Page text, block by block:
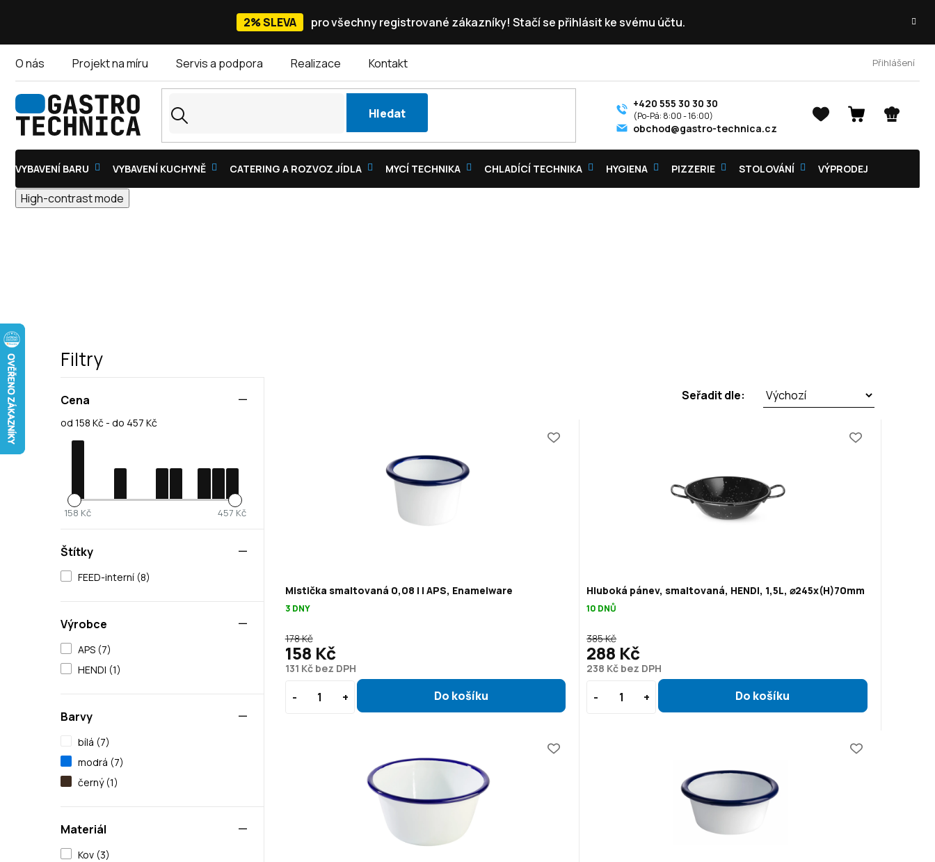
2% SLEVA pro všechny registrované zákazníky! Stačí se přihlásit ke svému účtu.
O nás Projekt na míru Servis a podpora Realizace Kontakt Přihlášení
Hledat
NÁKUPNÍ
+420 555 30 30 30
obchod@gastro-technica.cz
VYBAVENÍ BARU VYBAVENÍ KUCHYNĚ CATERING A ROZVOZ JÍDLA MYCÍ TECHNIKA CHLADÍCÍ TECHNIKA HYGIENA PIZZERIE STOLOVÁNÍ VÝPRODEJ
High-contrast mode
Filtry
Cena
od 158 Kč - do 457 Kč
158 Kč 457 Kč
Štítky
FEED-interní (8)
Výrobce
APS (7)
HENDI (1)
Barvy
bílá (7)
modrá (7)
černý (1)
Materiál
Kov (3)
Seřadit dle:
Mistička smaltovaná 0,08 l | APS, Enamelware
3 DNY
131 Kč bez DPH
178 Kč
158 Kč
Hluboká pánev, smaltovaná, HENDI, 1,5L, ⌀245x(H)70mm
10 DNŮ
238 Kč bez DPH
385 Kč
288 Kč